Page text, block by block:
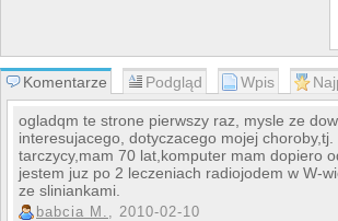
Komentarze Podgląd Wpis
ogladqm te strone pierwszy raz, mysle ze
interesujacego, dotyczacego mojej choroby,tj.
tarczycy,mam 70 lat,komputer mam dopiero
jestem juz po 2 leczeniach radiojodem w W-
ze sliniankami.
babcia M. , 2010-02-10